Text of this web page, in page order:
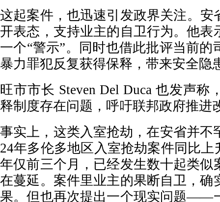
这起案件，也迅速引发政界关注。安
开表态，支持业主的自卫行为。他表
一个“警示”。同时也借此批评当前的
暴力罪犯反复获得保释，带来安全隐
旺市市长 Steven Del Duca 也发声称
释制度存在问题，呼吁联邦政府推进
事实上，这类入室抢劫，在安省并不
24年多伦多地区入室抢劫案件同比上
年仅前三个月，已经发生数十起类似
在蔓延。案件里业主的果断自卫，确
果。但也再次提出一个现实问题——